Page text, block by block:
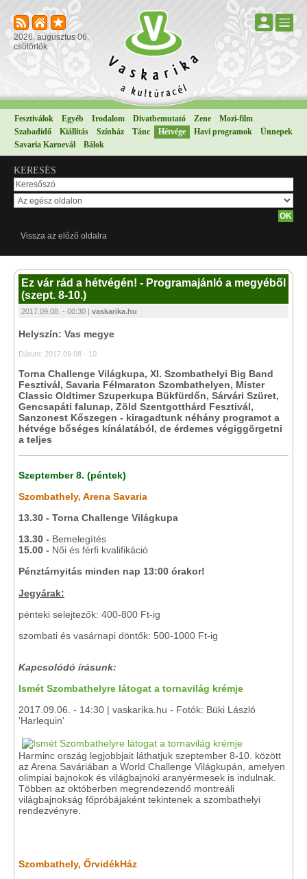
2026. augusztus 06.
csütörtök
Fesztiválok Egyéb Irodalom Divatbemutató Zene
Mozi-film
Szabadidő
Kiállítás Színház Tánc Hétvége Havi programok
Ünnepek
Savaria Karnevál
Bálok
KERESÉS
Vissza az előző oldalra
Ez vár rád a hétvégén! - Programajánló a megyéből
(szept. 8-10.)
2017.09.08. - 00:30 | vaskarika.hu
Helyszín: Vas megye
Dátum: 2017.09.08 - 10.
Torna Challenge Világkupa, XI. Szombathelyi Big Band
Fesztivál, Savaria Félmaraton Szombathelyen, Mister
Classic Oldtimer Szuperkupa Bükfürdőn, Sárvári Szüret,
Gencsapáti falunap, Zöld Szentgotthárd Fesztivál,
Sanzonest Kőszegen - kiragadtunk néhány programot a
hétvége bőséges kínálatából, de érdemes végiggörgetni
a teljes
Szeptember 8. (péntek)
Szombathely, Arena Savaria
13.30 - Torna Challenge Világkupa
13.30 - Bemelegítés
15.00 - Női és férfi kvalifikáció
Pénztárnyitás minden nap 13:00 órakor!
Jegyárak:
pénteki selejtezők: 400-800 Ft-ig
szombati és vasárnapi döntők: 500-1000 Ft-ig
Kapcsolódó írásunk:
Ismét Szombathelyre látogat a tornavilág krémje
2017.09.06. - 14:30 | vaskarika.hu - Fotók: Büki László
'Harlequin'
Harminc ország legjobbjait láthatjuk szeptember 8-10. között
az Arena Saváriában a World Challenge Világkupán, amelyen
olimpiai bajnokok és világbajnoki aranyérmesek is indulnak.
Többen az októberben megrendezendő montreáli
világbajnokság főpróbájaként tekintenek a szombathelyi
rendezvényre.
Szombathely, ŐrvidékHáz